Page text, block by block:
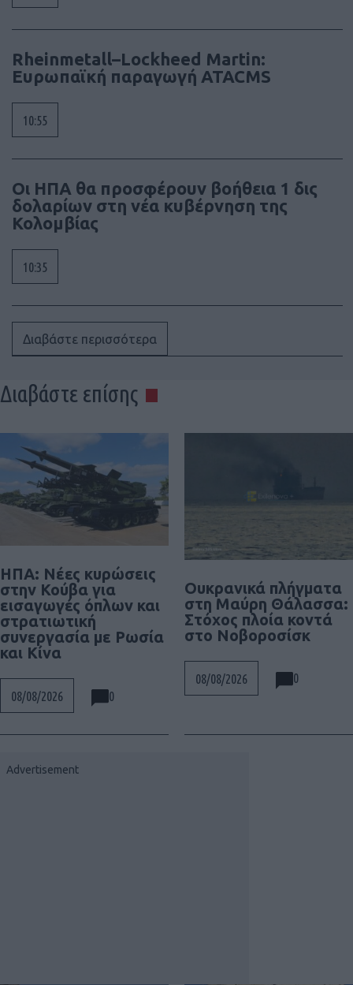
Rheinmetall–Lockheed Martin:
Ευρωπαϊκή παραγωγή ATACMS
10:55
Οι ΗΠΑ θα προσφέρουν βοήθεια 1 δις
δολαρίων στη νέα κυβέρνηση της
Κολομβίας
10:35
Διαβάστε περισσότερα
Διαβάστε επίσης
ΗΠΑ: Νέες κυρώσεις
στην Κούβα για
εισαγωγές όπλων και
στρατιωτική
συνεργασία με Ρωσία
και Κίνα
08/08/2026 0
Ουκρανικά πλήγματα
στη Μαύρη Θάλασσα:
Στόχος πλοία κοντά
στο Νοβοροσίσκ
08/08/2026 0